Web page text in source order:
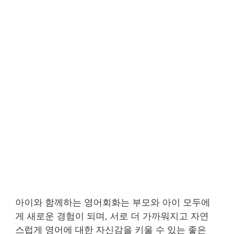
아이와 함께하는 영어회화는 부모와 아이 모두에
게 새로운 경험이 되며, 서로 더 가까워지고 자연
스럽게 영어에 대한 자신감을 키울 수 있는 좋은